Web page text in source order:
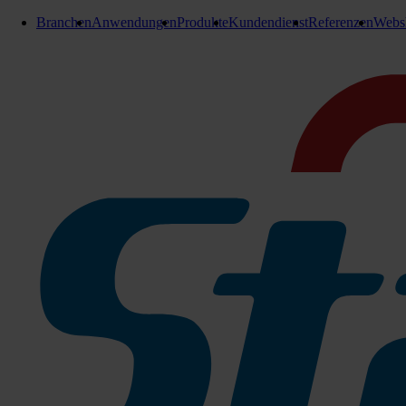
BranchenAnwendungenProdukteKundendienstReferenzen